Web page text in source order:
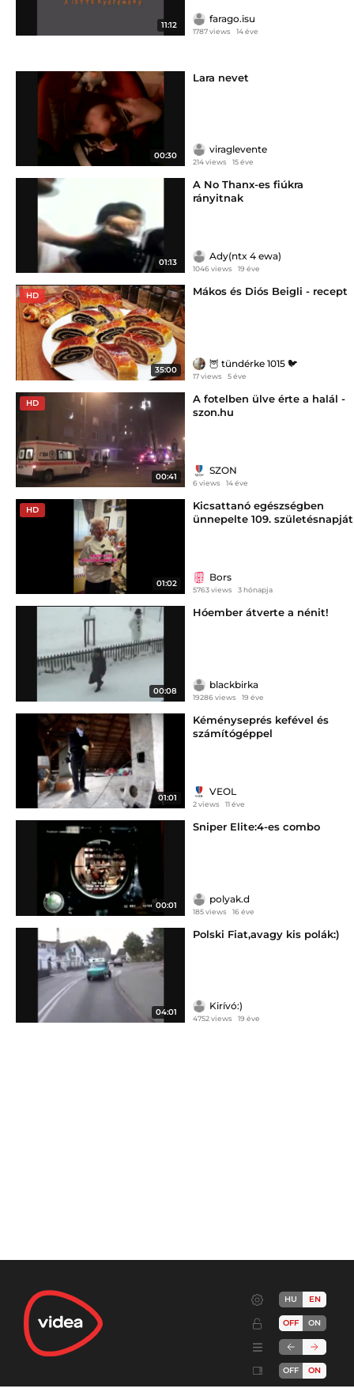
11:12
farago.isu
1787 views 14 éve
00:30
Lara nevet
viraglevente
214 views 15 éve
01:13
A No Thanx-es fiúkra
rányitnak
Ady(ntx 4 ewa)
1046 views 19 éve
HD
35:00
Mákos és Diós Beigli - recept
🦉 tündérke 1015 🐦
17 views 5 éve
HD
00:41
A fotelben ülve érte a halál -
szon.hu
SZON
6 views 14 éve
HD
01:02
Kicsattanó egészségben
ünnepelte 109. születésnapját
Bors
5763 views 3 hónapja
00:08
Hóember átverte a nénit!
blackbirka
19286 views 19 éve
01:01
Kéményseprés kefével és
számítógéppel
VEOL
2 views 11 éve
00:01
Sniper Elite:4-es combo
polyak.d
185 views 16 éve
04:01
Polski Fiat,avagy kis polák:)
Kirívó:)
4752 views 19 éve
HU EN
OFF ON
OFF ON